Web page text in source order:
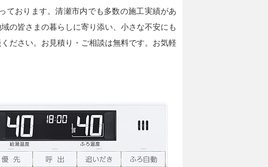
ております。清瀬市内でも多数の施工実績があ
の皆さまの暮らしに寄り添い、小さな不安にも
ださい。お見積り・ご相談は無料です。お気軽